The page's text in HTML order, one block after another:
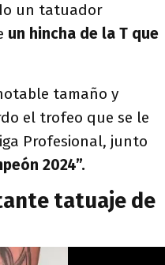
un tatuador
un hincha de la T que
tamaño y
el trofeo que se le
Profesional, junto
2024”.
tatuaje de